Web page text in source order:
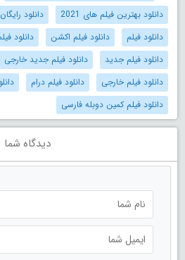
دانلود بهترین فیلم های 2021
دانلود
دانلود فیلم
دانلود فیلم اکشن
دانلود
دانلود فیلم جدید
دانلود فیلم جدید خارجی
دانلود فیلم خارجی
دانلود فیلم درام
دانلود فیلم کمین دوبله فارسی
دیدگاه شما